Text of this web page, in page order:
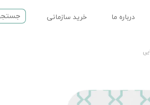
درباره ما خرید سازمانی